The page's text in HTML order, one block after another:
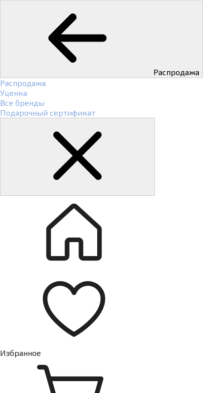
Распродажа
Распродажа
Уценка
Все бренды
Подарочный сертификат
Избранное